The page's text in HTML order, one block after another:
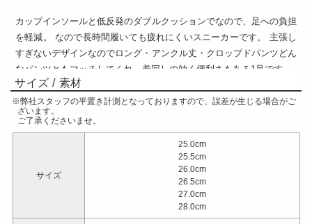
ト
ス
ニ
ー
カ
ー
の
を
ト
ス
ニ
カ
ー
カップインソールと低反発のダブルクッションでなので、足への負担
を軽減。 なので長時間履いても疲れにくいスニーカーです。 主張し
すぎないデザインなのでロング・アンクル丈・クロップドパンツどん
なパンツともマッチしてくれ、着回しの効く便利さもある1足です。
サイズ / 素材
※弊社スタッフの平置き計測となっておりますので、誤差が生じる場合がご
ざいます。
ご了承くださいませ。
サイズ
25.0cm
25.5cm
26.0cm
26.5cm
27.0cm
28.0cm